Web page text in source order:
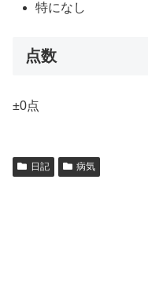
特になし
点数
±0点
日記 病気